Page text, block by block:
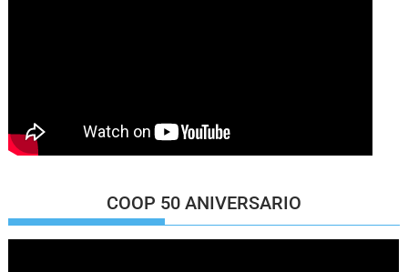
COOP 50 ANIVERSARIO